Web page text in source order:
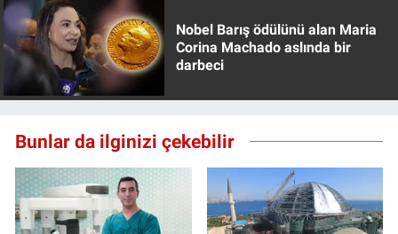
Nobel Barış ödülünü alan Maria
Corina Machado aslında bir
darbeci
Bunlar da ilginizi çekebilir